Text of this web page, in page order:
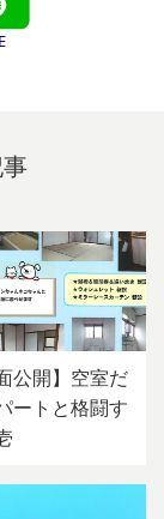
公開】空室だ
ートと格闘す